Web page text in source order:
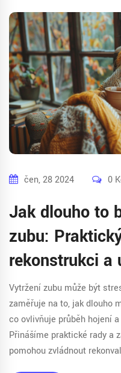
čen, 28 2024 0
Jak dlouho to
zubu:
rekonstrukci a
Vytržení zubu může být
zaměřuje na to, jak dlouho
co ovlivňuje průběh hojení
Přinášíme praktické rady a
pomohou zvládnout